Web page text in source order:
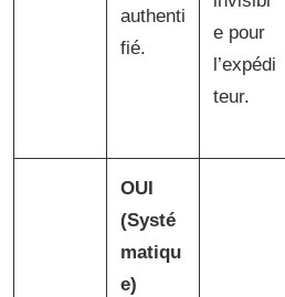
authenti
fié.
e pour
l’expédi
teur.
OUI
(Systé
matiqu
e)